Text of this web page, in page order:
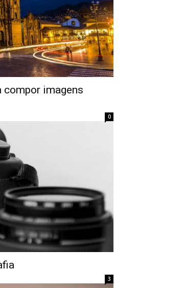
compor imagens
0
3